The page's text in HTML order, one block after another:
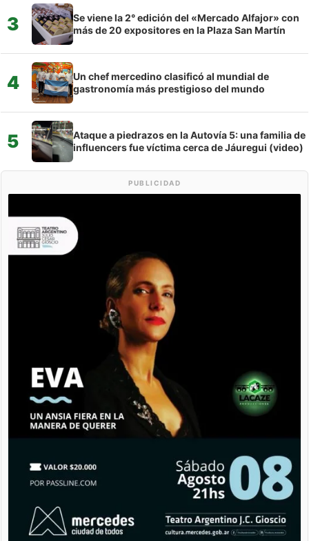
3
Se viene la 2° edición del «Mercado Alfajor» con
más de 20 expositores en la Plaza San Martín
4
Un chef mercedino clasificó al mundial de
gastronomía más prestigioso del mundo
5
Ataque a piedrazos en la Autovía 5: una familia de
influencers fue víctima cerca de Jáuregui (video)
PUBLICIDAD